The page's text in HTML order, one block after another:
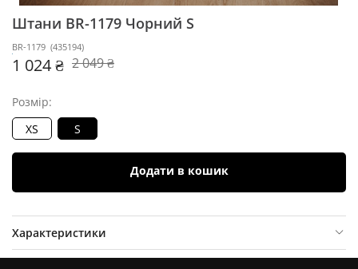
Штани BR-1179 Чорний S
BR-1179 (435194)
1 024 ₴ 2 049 ₴
Розмір:
XS
S
Додати в кошик
Характеристики